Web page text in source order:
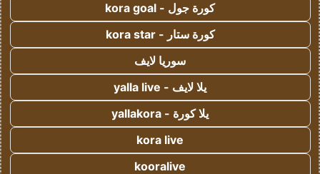
كورة جول - kora goal
كورة ستار - kora star
سوريا لايف
يلا لايف - yalla live
يلا كورة - yallakora
kora live
kooralive